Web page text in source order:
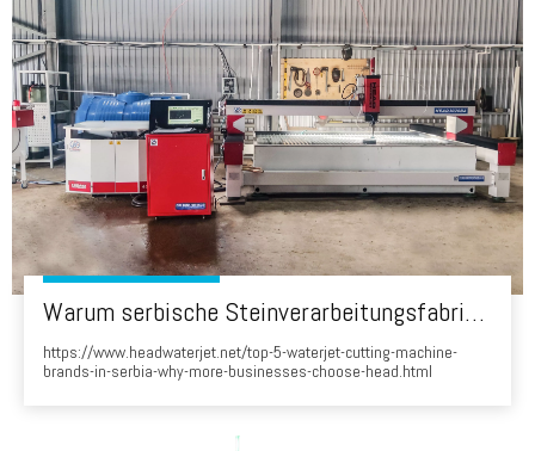
Warum serbische Steinverarbeitungsfabriken den von Chinien hergestellten 'Kopf' WaterJet wählen
https://www.headwaterjet.net/top-5-waterjet-cutting-machine-
brands-in-serbia-why-more-businesses-choose-head.html